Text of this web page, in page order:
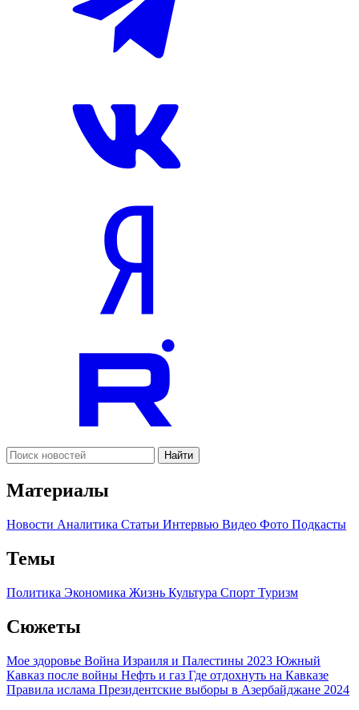
Найти
Материалы
Новости Аналитика Статьи Интервью Видео Фото Подкасты
Темы
Политика Экономика Жизнь Культура Спорт Туризм
Сюжеты
Мое здоровье Война Израиля и Палестины 2023 Южный
Кавказ после войны Нефть и газ Где отдохнуть на Кавказе
Правила ислама Президентские выборы в Азербайджане 2024